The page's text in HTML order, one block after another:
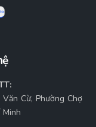
Cừ, Phường Chợ